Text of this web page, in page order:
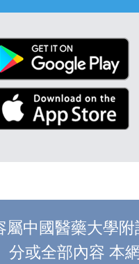
中國醫藥大學
分或全部內容 本